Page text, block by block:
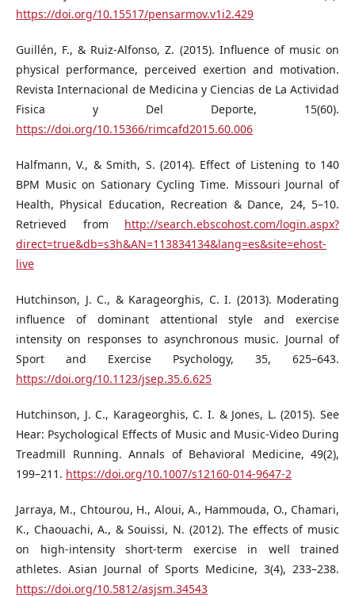
https://doi.org/10.15517/pensarmov.v1i2.429
Guillén, F., & Ruiz-Alfonso, Z. (2015). Influence of music on
physical performance, perceived exertion and motivation.
Revista Internacional de Medicina y Ciencias de La Actividad
Fisica y Del Deporte, 15(60).
https://doi.org/10.15366/rimcafd2015.60.006
Halfmann, V., & Smith, S. (2014). Effect of Listening to 140
BPM Music on Sationary Cycling Time. Missouri Journal of
Health, Physical Education, Recreation & Dance, 24, 5–10.
Retrieved from http://search.ebscohost.com/login.aspx?
direct=true&db=s3h&AN=113834134&lang=es&site=ehost-
live
Hutchinson, J. C., & Karageorghis, C. I. (2013). Moderating
influence of dominant attentional style and exercise
intensity on responses to asynchronous music. Journal of
Sport and Exercise Psychology, 35, 625–643.
https://doi.org/10.1123/jsep.35.6.625
Hutchinson, J. C., Karageorghis, C. I. & Jones, L. (2015). See
Hear: Psychological Effects of Music and Music-Video During
Treadmill Running. Annals of Behavioral Medicine, 49(2),
199–211. https://doi.org/10.1007/s12160-014-9647-2
Jarraya, M., Chtourou, H., Aloui, A., Hammouda, O., Chamari,
K., Chaouachi, A., & Souissi, N. (2012). The effects of music
on high-intensity short-term exercise in well trained
athletes. Asian Journal of Sports Medicine, 3(4), 233–238.
https://doi.org/10.5812/asjsm.34543